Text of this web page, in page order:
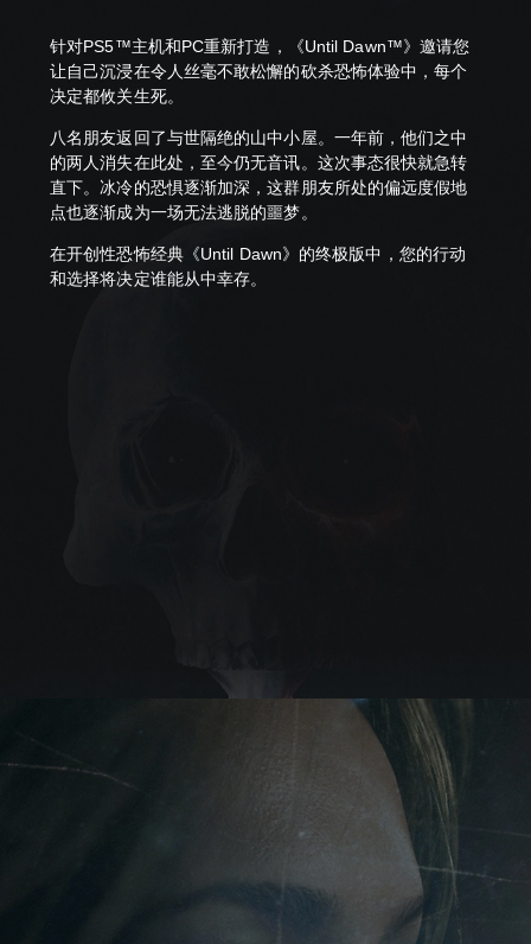
针对PS5™主机和PC重新打造，《Until Dawn™》邀请您
让自己沉浸在令人丝毫不敢松懈的砍杀恐怖体验中，每个
决定都攸关生死。
八名朋友返回了与世隔绝的山中小屋。一年前，他们之中
的两人消失在此处，至今仍无音讯。这次事态很快就急转
直下。冰冷的恐惧逐渐加深，这群朋友所处的偏远度假地
点也逐渐成为一场无法逃脱的噩梦。
在开创性恐怖经典《Until Dawn》的终极版中，您的行动
和选择将决定谁能从中幸存。